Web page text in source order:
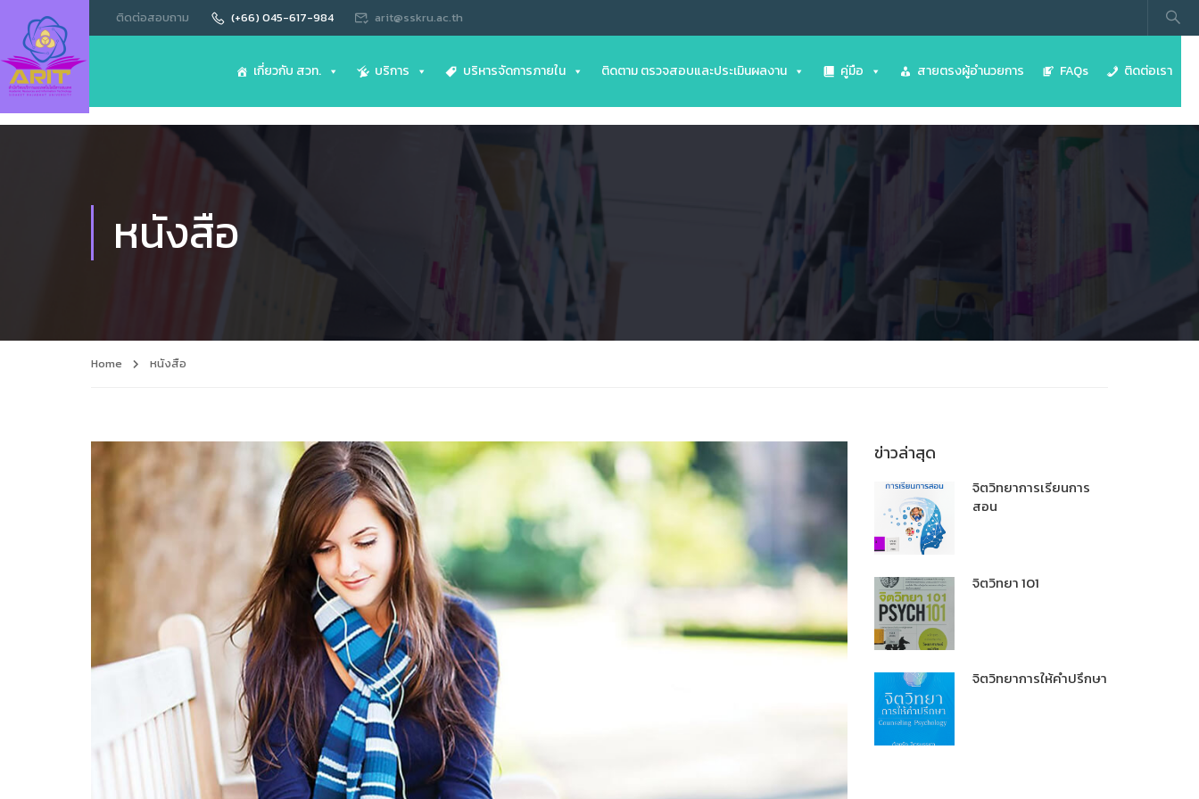
ติดต่อสอบถาม (+66) 045-617-984 arit@sskru.ac.th
เกี่ยวกับ สวท. บริการ บริหารจัดการภายใน ติดตาม ตรวจสอบและประเมินผลงาน คู่มือ สายตรงผู้อำนวยการ FAQs ติดต่อเรา
หนังสือ
Home หนังสือ
ข่าวล่าสุด
จิตวิทยาการเรียนการ
สอน
จิตวิทยา 101
จิตวิทยาการให้คำปรึกษา